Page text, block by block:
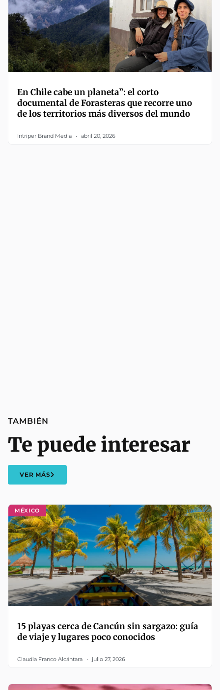
En Chile cabe un planeta”: el corto
documental de Forasteras que recorre uno
de los territorios más diversos del mundo
Intriper Brand Media abril 20, 2026
MÉXICO
15 playas cerca de Cancún sin sargazo: guía
de viaje y lugares poco conocidos
Claudia Franco Alcántara julio 27, 2026
TAMBIÉN
Te puede interesar
VER MÁS